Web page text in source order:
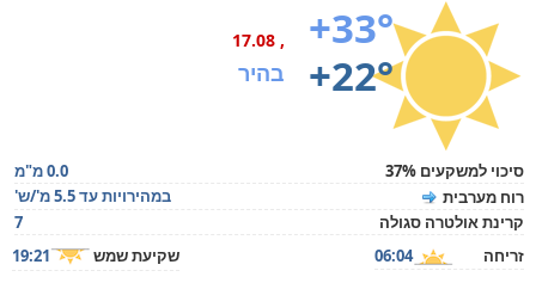
+33°
+22°
, 17.08
בהיר
סיכוי למשקעים 37%
0.0 מ"מ
רוח מערבית
במהירויות עד 5.5 מ'/ש'
קרינת אולטרה סגולה
7
זריחה
06:04 שקיעת שמש 19:21